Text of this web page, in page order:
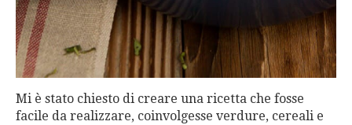
Mi è stato chiesto di creare una ricetta che fosse
facile da realizzare, coinvolgesse verdure, cereali e